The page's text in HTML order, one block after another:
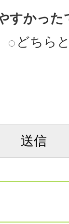
すかった
どちら